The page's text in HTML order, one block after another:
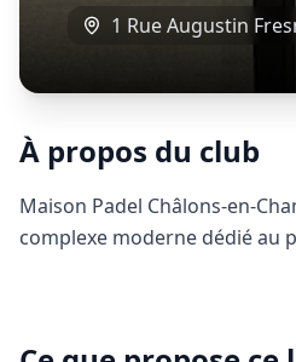
1 Rue Augustin
À propos du club
Maison Padel Châlons-en-
complexe moderne dédié au